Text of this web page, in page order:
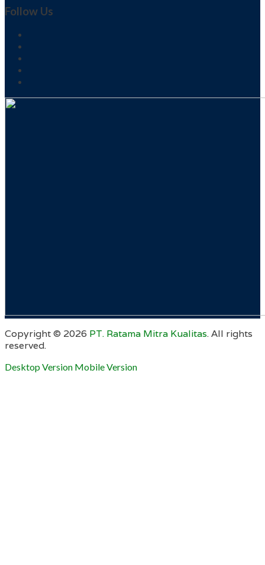
Follow Us
Copyright © 2026 PT. Ratama Mitra Kualitas. All rights
reserved.
Desktop Version Mobile Version